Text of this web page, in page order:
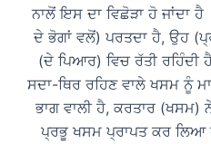
ਨਾਲੋਂ ਇਸ ਦਾ ਵਿਛੋੜਾ ਹੋ ਜਾਂਦਾ
ਦੇ ਭੋਗਾਂ ਵਲੋਂ) ਪਰਤਦਾ ਹੈ, ਉਹ
(ਦੇ ਪਿਆਰ) ਵਿਚ ਰੱਤੀ ਰਹਿੰਦੀ
ਸਦਾ-ਥਿਰ ਰਹਿਣ ਵਾਲੇ ਖਸਮ ਨੂੰ
ਭਾਗ ਵਾਲੀ ਹੈ, ਕਰਤਾਰ
ਪ੍ਰਭੂ ਖਸਮ ਪ੍ਰਾਪਤ ਕਰ ਲਿਆ